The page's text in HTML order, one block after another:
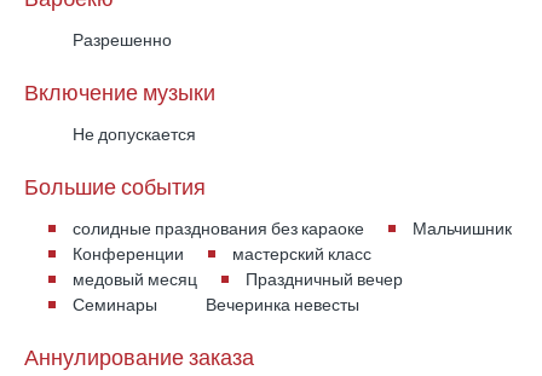
Разрешенно
Включение музыки
Не допускается
Большие события
солидные празднования без караоке
Мальчишник
Конференции
мастерский класс
медовый месяц
Праздничный вечер
Семинары
Вечеринка невесты
Аннулирование заказа